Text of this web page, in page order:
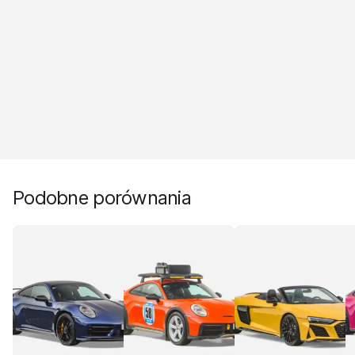
Podobne porównania